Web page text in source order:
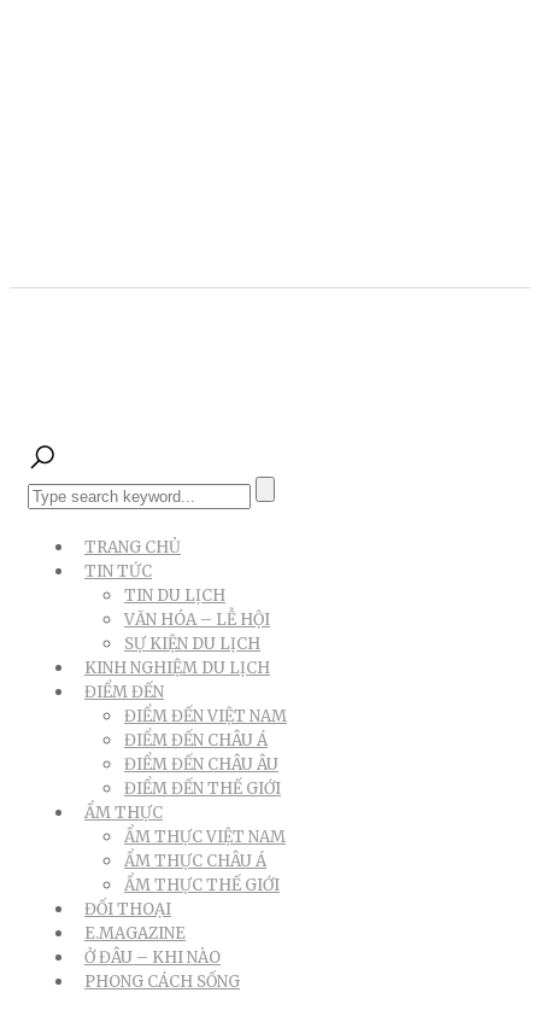
TRANG CHỦ
TIN TỨC
TIN DU LỊCH
VĂN HÓA – LỄ HỘI
SỰ KIỆN DU LỊCH
KINH NGHIỆM DU LỊCH
ĐIỂM ĐẾN
ĐIỂM ĐẾN VIỆT NAM
ĐIỂM ĐẾN CHÂU Á
ĐIỂM ĐẾN CHÂU ÂU
ĐIỂM ĐẾN THẾ GIỚI
ẨM THỰC
ẨM THỰC VIỆT NAM
ẨM THỰC CHÂU Á
ẨM THỰC THẾ GIỚI
ĐỐI THOẠI
E.MAGAZINE
Ở ĐÂU – KHI NÀO
PHONG CÁCH SỐNG